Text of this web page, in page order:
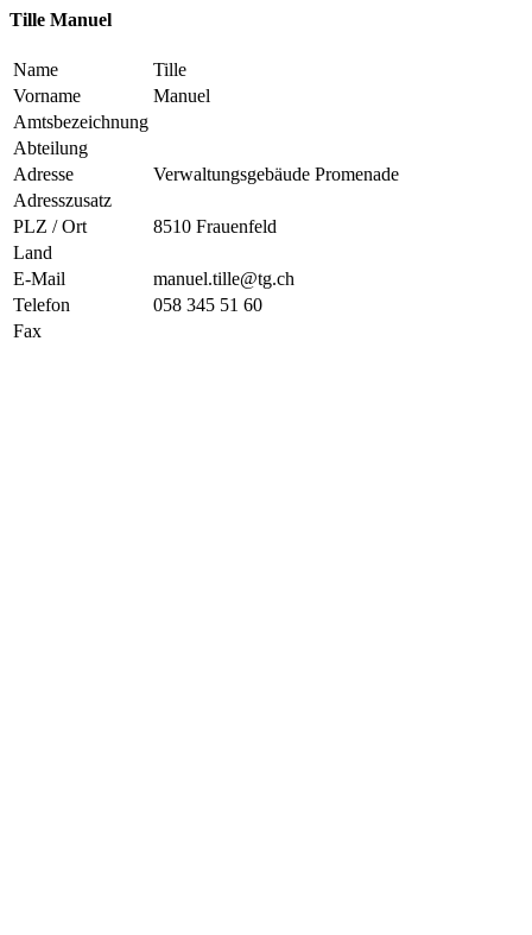
Tille Manuel
Name
Tille
Vorname
Manuel
Amtsbezeichnung
Abteilung
Adresse
Verwaltungsgebäude Promenade
Adresszusatz
PLZ / Ort
8510 Frauenfeld
Land
E-Mail
manuel.tille@tg.ch
Telefon
058 345 51 60
Fax